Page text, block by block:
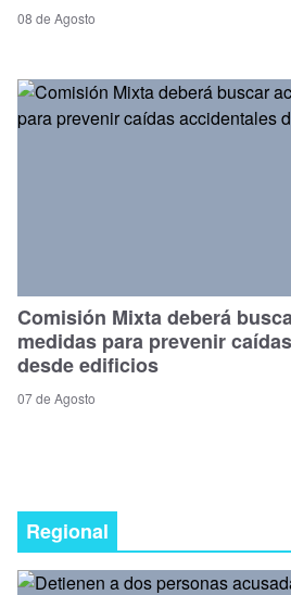
08 de Agosto
Comisión Mixta deberá
medidas para prevenir
desde edificios
07 de Agosto
Regional